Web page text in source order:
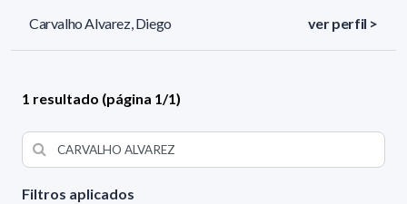
Filtros aplicados
Carvalho Alvarez, Diego ver perfil >
1 resultado (página 1/1)